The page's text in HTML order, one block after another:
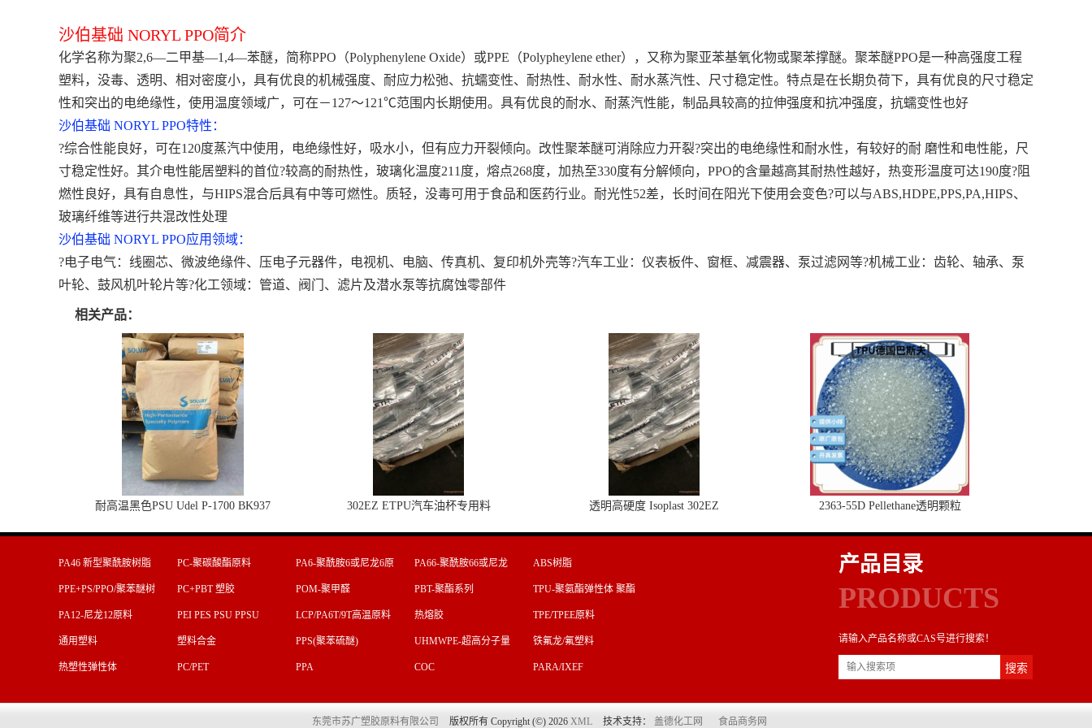
沙伯基础 NORYL PPO简介
化学名称为聚2,6—二甲基—1,4—苯醚，简称PPO（Polyphenylene Oxide）或PPE（Polypheylene ether），又称为聚亚苯基氧化物或聚苯撑醚。聚苯醚PPO是一种高强度工程
塑料，没毒、透明、相对密度小，具有优良的机械强度、耐应力松弛、抗蠕变性、耐热性、耐水性、耐水蒸汽性、尺寸稳定性。特点是在长期负荷下，具有优良的尺寸稳定
性和突出的电绝缘性，使用温度领域广，可在－127～121℃范围内长期使用。具有优良的耐水、耐蒸汽性能，制品具较高的拉伸强度和抗冲强度，抗蠕变性也好
沙伯基础 NORYL PPO特性：
?综合性能良好，可在120度蒸汽中使用，电绝缘性好，吸水小，但有应力开裂倾向。改性聚苯醚可消除应力开裂?突出的电绝缘性和耐水性，有较好的耐 磨性和电性能，尺
寸稳定性好。其介电性能居塑料的首位?较高的耐热性，玻璃化温度211度，熔点268度，加热至330度有分解倾向，PPO的含量越高其耐热性越好，热变形温度可达190度?阻
燃性良好，具有自息性，与HIPS混合后具有中等可燃性。质轻，没毒可用于食品和医药行业。耐光性52差，长时间在阳光下使用会变色?可以与ABS,HDPE,PPS,PA,HIPS、
玻璃纤维等进行共混改性处理
沙伯基础 NORYL PPO应用领域：
?电子电气：线圈芯、微波绝缘件、压电子元器件，电视机、电脑、传真机、复印机外壳等?汽车工业：仪表板件、窗框、减震器、泵过滤网等?机械工业：齿轮、轴承、泵
叶轮、鼓风机叶轮片等?化工领域：管道、阀门、滤片及潜水泵等抗腐蚀零部件
相关产品：
耐高温黑色PSU Udel P-1700 BK937 302EZ ETPU汽车油杯专用料 透明高硬度 Isoplast 302EZ 2363-55D Pellethane透明颗粒
PA46 新型聚酰胺树脂 PC-聚碳酸酯原料
PA6-聚酰胺6或尼龙6原
料
PA66-聚酰胺66或尼龙
66原料
ABS树脂
PPE+PS/PPO/聚苯醚树
脂
PC+PBT 塑胶 POM-聚甲醛 PBT-聚酯系列
TPU-聚氨酯弹性体 聚酯
型 聚醚
PA12-尼龙12原料 PEI PES PSU PPSU LCP/PA6T/9T高温原料 热熔胶 TPE/TPEE原料
通用塑料 塑料合金 PPS(聚苯硫醚)
UHMWPE-超高分子量
聚乙烯
铁氟龙/氟塑料
热塑性弹性体 PC/PET PPA COC PARA/IXEF
产品目录
PRODUCTS
请输入产品名称或CAS号进行搜索！
东莞市苏广塑胶原料有限公司 版权所有 Copyright (©) 2026 XML 技术支持： 盖德化工网 食品商务网